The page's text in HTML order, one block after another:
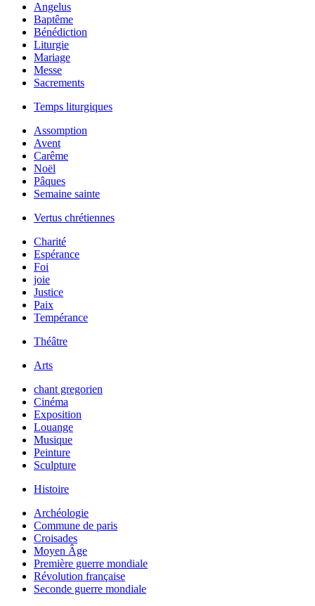
Angelus
Baptême
Bénédiction
Liturgie
Mariage
Messe
Sacrements
Temps liturgiques
Assomption
Avent
Carême
Noël
Pâques
Semaine sainte
Vertus chrétiennes
Charité
Espérance
Foi
joie
Justice
Paix
Tempérance
Théâtre
Arts
chant gregorien
Cinéma
Exposition
Louange
Musique
Peinture
Sculpture
Histoire
Archéologie
Commune de paris
Croisades
Moyen Âge
Première guerre mondiale
Révolution française
Seconde guerre mondiale